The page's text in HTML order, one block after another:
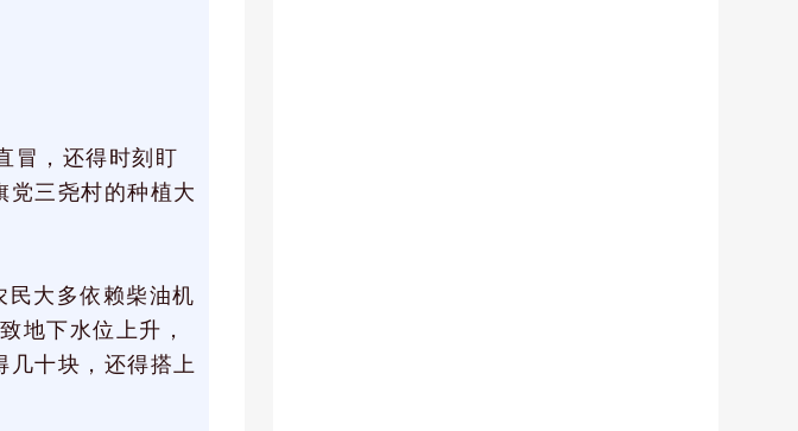
冒，还得时刻盯
党三尧村的种植大
民大多依赖柴油机
地下水位上升，
几十块，还得搭上